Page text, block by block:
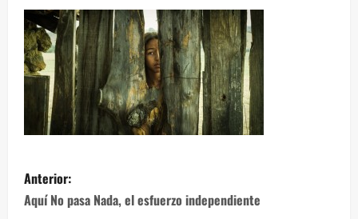
Anterior:
Aquí No pasa Nada, el esfuerzo independiente